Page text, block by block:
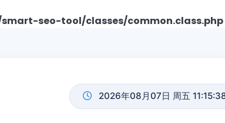
seo-tool/classes/common.class.php